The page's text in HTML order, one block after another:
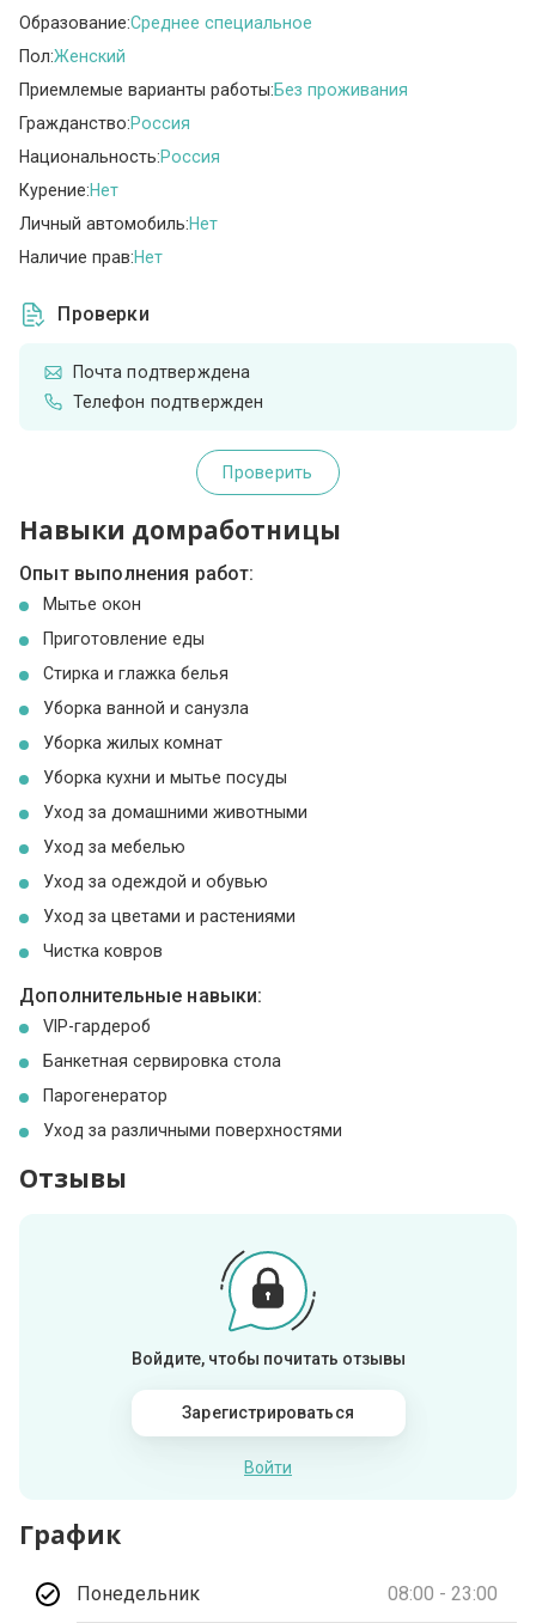
Образование:Среднее специальное
Пол:Женский
Приемлемые варианты работы:Без проживания
Гражданство:Россия
Национальность:Россия
Курение:Нет
Личный автомобиль:Нет
Наличие прав:Нет
Проверки
Почта подтверждена
Телефон подтвержден
Проверить
Навыки домработницы
Опыт выполнения работ:
Мытье окон
Приготовление еды
Стирка и глажка белья
Уборка ванной и санузла
Уборка жилых комнат
Уборка кухни и мытье посуды
Уход за домашними животными
Уход за мебелью
Уход за одеждой и обувью
Уход за цветами и растениями
Чистка ковров
Дополнительные навыки:
VIP-гардероб
Банкетная сервировка стола
Парогенератор
Уход за различными поверхностями
Отзывы
Войдите, чтобы почитать отзывы
Зарегистрироваться
Войти
График
Понедельник 08:00 - 23:00